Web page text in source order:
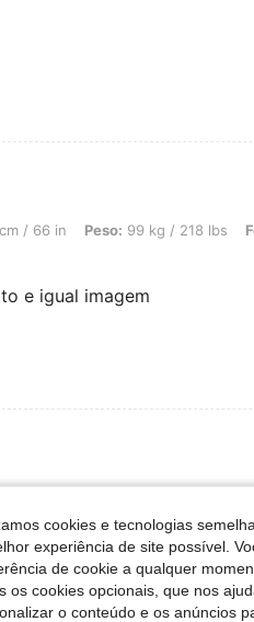
Peso: 99 kg / 218 lbs, Formato do
/ 66 in Peso: 99 kg / 218 lbs
e igual imagem
cookies e tecnologias
experiência de site possível.
de cookie a qualquer
os cookies opcionais, que nos
o conteúdo e os anúncios